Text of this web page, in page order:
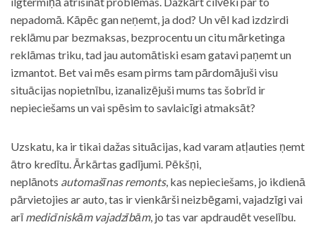
nepadomā. Kāpēc gan neņemt, ja dod? Un vēl kad izdzirdi
reklāmu par bezmaksas, bezprocentu un citu mārketinga
reklāmas triku, tad jau automātiski esam gatavi paņemt un
izmantot. Bet vai mēs esam pirms tam pārdomājuši visu
situācijas nopietnību, izanalizējuši mums tas šobrīd ir
nepieciešams un vai spēsim to savlaicīgi atmaksāt?
Uzskatu, ka ir tikai dažas situācijas, kad varam atļauties ņemt
ātro kredītu. Ārkārtas gadījumi. Pēkšņi,
neplānots automašīnas remonts, kas nepieciešams, jo ikdienā
pārvietojies ar auto, tas ir vienkārši neizbēgami, vajadzīgi vai
arīmedicīniskām vajadzībām, jo tas var apdraudēt veselību.